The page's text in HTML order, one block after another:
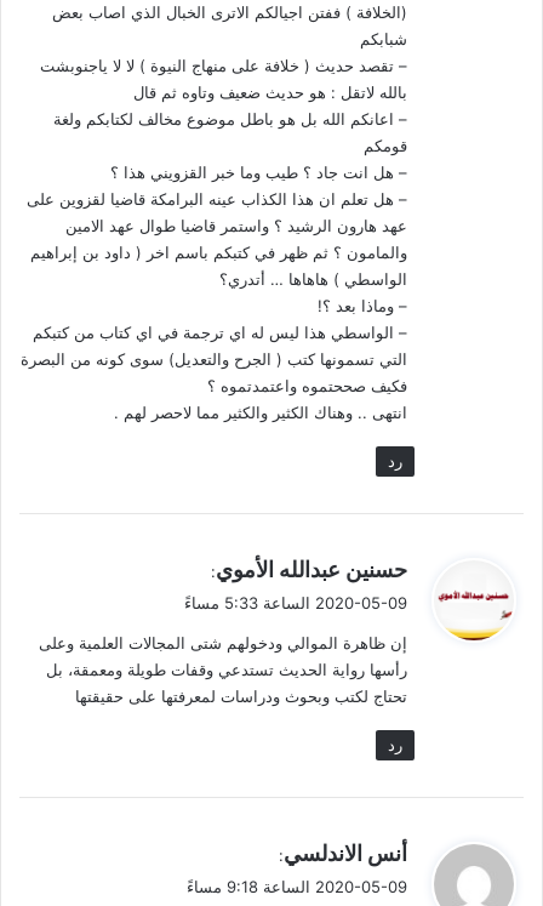
خبر صحيح: السير “3/229”. وفي حاشية رواية عن سعيد بن جبير:
صحيح: أخرجه ابن سعد “4/ 185”.
(الخلافة ) ففتن اجيالكم الاترى الخبال الذي اصاب بعض
شبابكم
– تقصد حديث ( خلافة على منهاج النيوة ) لا لا ياجنوبشت
بالله لاتقل : هو حديث ضعيف وتاوه ثم قال
– اعانكم الله بل هو باطل موضوع مخالف لكتابكم ولغة
قومكم
– هل انت جاد ؟ طيب وما خبر القزويني هذا ؟
– هل تعلم ان هذا الكذاب عينه البرامكة قاضيا لقزوين على
عهد هارون الرشيد ؟ واستمر قاضيا طوال عهد الامين
والمامون ؟ ثم ظهر في كتبكم باسم اخر ( داود بن إبراهيم
الواسطي ) هاهاها … أتدري؟
– وماذا بعد ؟!
– الواسطي هذا ليس له اي ترجمة في اي كتاب من كتبكم
التي تسمونها كتب ( الجرح والتعديل) سوى كونه من البصرة
فكيف صححتموه واعتمدتموه ؟
انتهى .. وهناك الكثير والكثير مما لاحصر لهم .
رد
ي
ل
حسنين عبدالله الأموي:
2020-05-09 الساعة 5:33 مساءً
إن ظاهرة الموالي ودخولهم شتى المجالات العلمية وعلى
رأسها رواية الحديث تستدعي وقفات طويلة ومعمقة، بل
تحتاج لكتب وبحوث ودراسات لمعرفتها على حقيقتها
رد
يأنس الاندلسي:
2020-05-09 الساعة 9:18 مساءً